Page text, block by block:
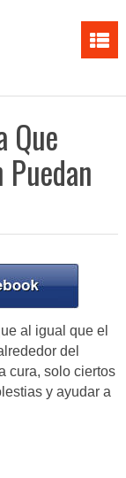
Que
al igual que el
del
cura, solo ciertos
y ayudar a